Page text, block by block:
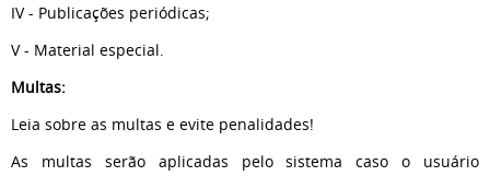
IV - Publicações periódicas;
V - Material especial.
Multas:
Leia sobre as multas e evite penalidades!
As multas serão aplicadas pelo sistema caso o usuário